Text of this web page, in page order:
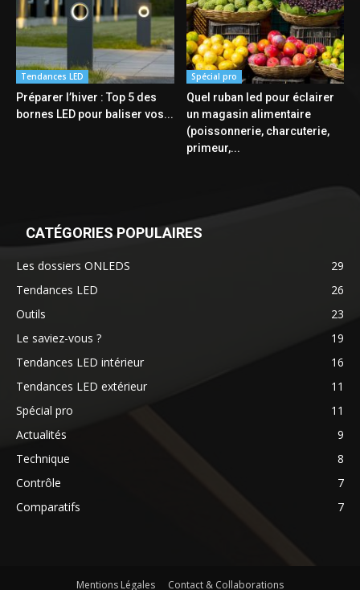
Tendances LED
Préparer l’hiver : Top 5 des
bornes LED pour baliser vos...
Spécial pro
Quel ruban led pour éclairer
un magasin alimentaire
(poissonnerie, charcuterie,
primeur,...
CATÉGORIES POPULAIRES
Les dossiers ONLEDS
29
Tendances LED
26
Outils
23
Le saviez-vous ?
19
Tendances LED intérieur
16
Tendances LED extérieur
11
Spécial pro
11
Actualités
9
Technique
8
Contrôle
7
Comparatifs
7
Mentions Légales Contact & Collaborations